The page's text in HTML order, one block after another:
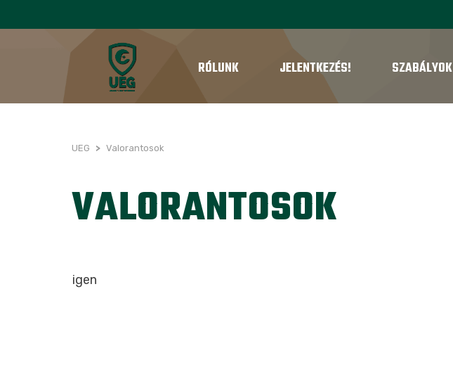
RÓLUNK JELENTKEZÉS! SZABÁLYOK
UEG > Valorantosok
VALORANTOSOK
igen